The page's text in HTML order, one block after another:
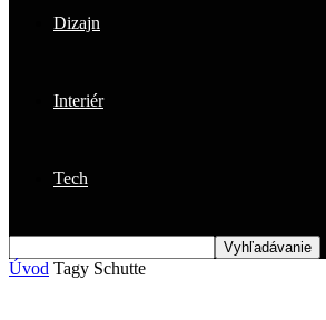
Dizajn
Interiér
Tech
Úvod Tagy Schutte